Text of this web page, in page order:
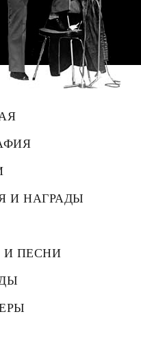
И НАГРАДЫ
И ПЕСНИ